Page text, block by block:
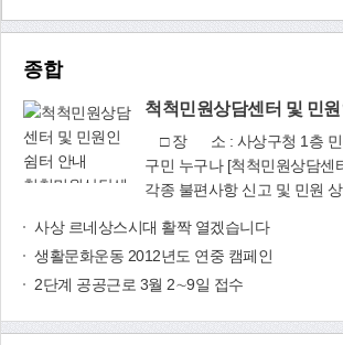
종합
척척민원상담센터 및 민
척척민원상담센
터 안내
구민 누구나 [척척민원상담센
각종 불편사항 신고 및 민원
장에게 바란다’ 소리함에 의
쉼터] - 커피 하우스, 북 카페(
카페, 수유실, 휴게 공간 ※문
사상 르네상스시대 활짝 열겠습니다
생활문화운동 2012년도 연중 캠페인
2단계 공공근로 3월 2∼9일 접수